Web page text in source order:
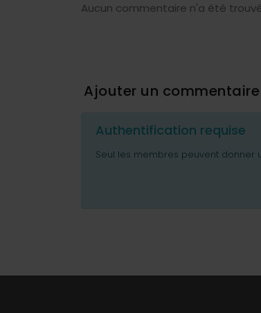
Aucun commentaire n'a été
Ajouter un commentaire
Authentification requise
Seul les membres peuvent donner